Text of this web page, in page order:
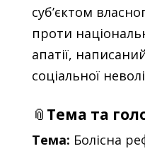
суб’єктом
проти
апатії,
соціальної
📎 Тема та
Тема: Болісна